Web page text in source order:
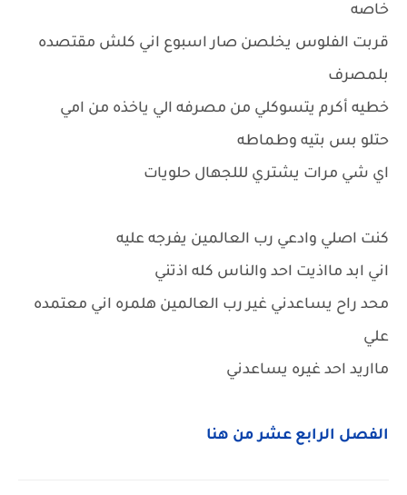
خاصه
قربت الفلوس يخلصن صار اسبوع اني كلش مقتصده
بلمصرف
خطيه أكرم يتسوكلي من مصرفه الي ياخذه من امي
حتلو بس بتيه وطماطه
اي شي مرات يشتري لللجهال حلويات
كنت اصلي وادعي رب العالمين يفرجه عليه
اني ابد مااذيت احد والناس كله اذتني
محد راح يساعدني غير رب العالمين هلمره اني معتمده
علي
مااريد احد غيره يساعدني
الفصل الرابع عشر من هنا